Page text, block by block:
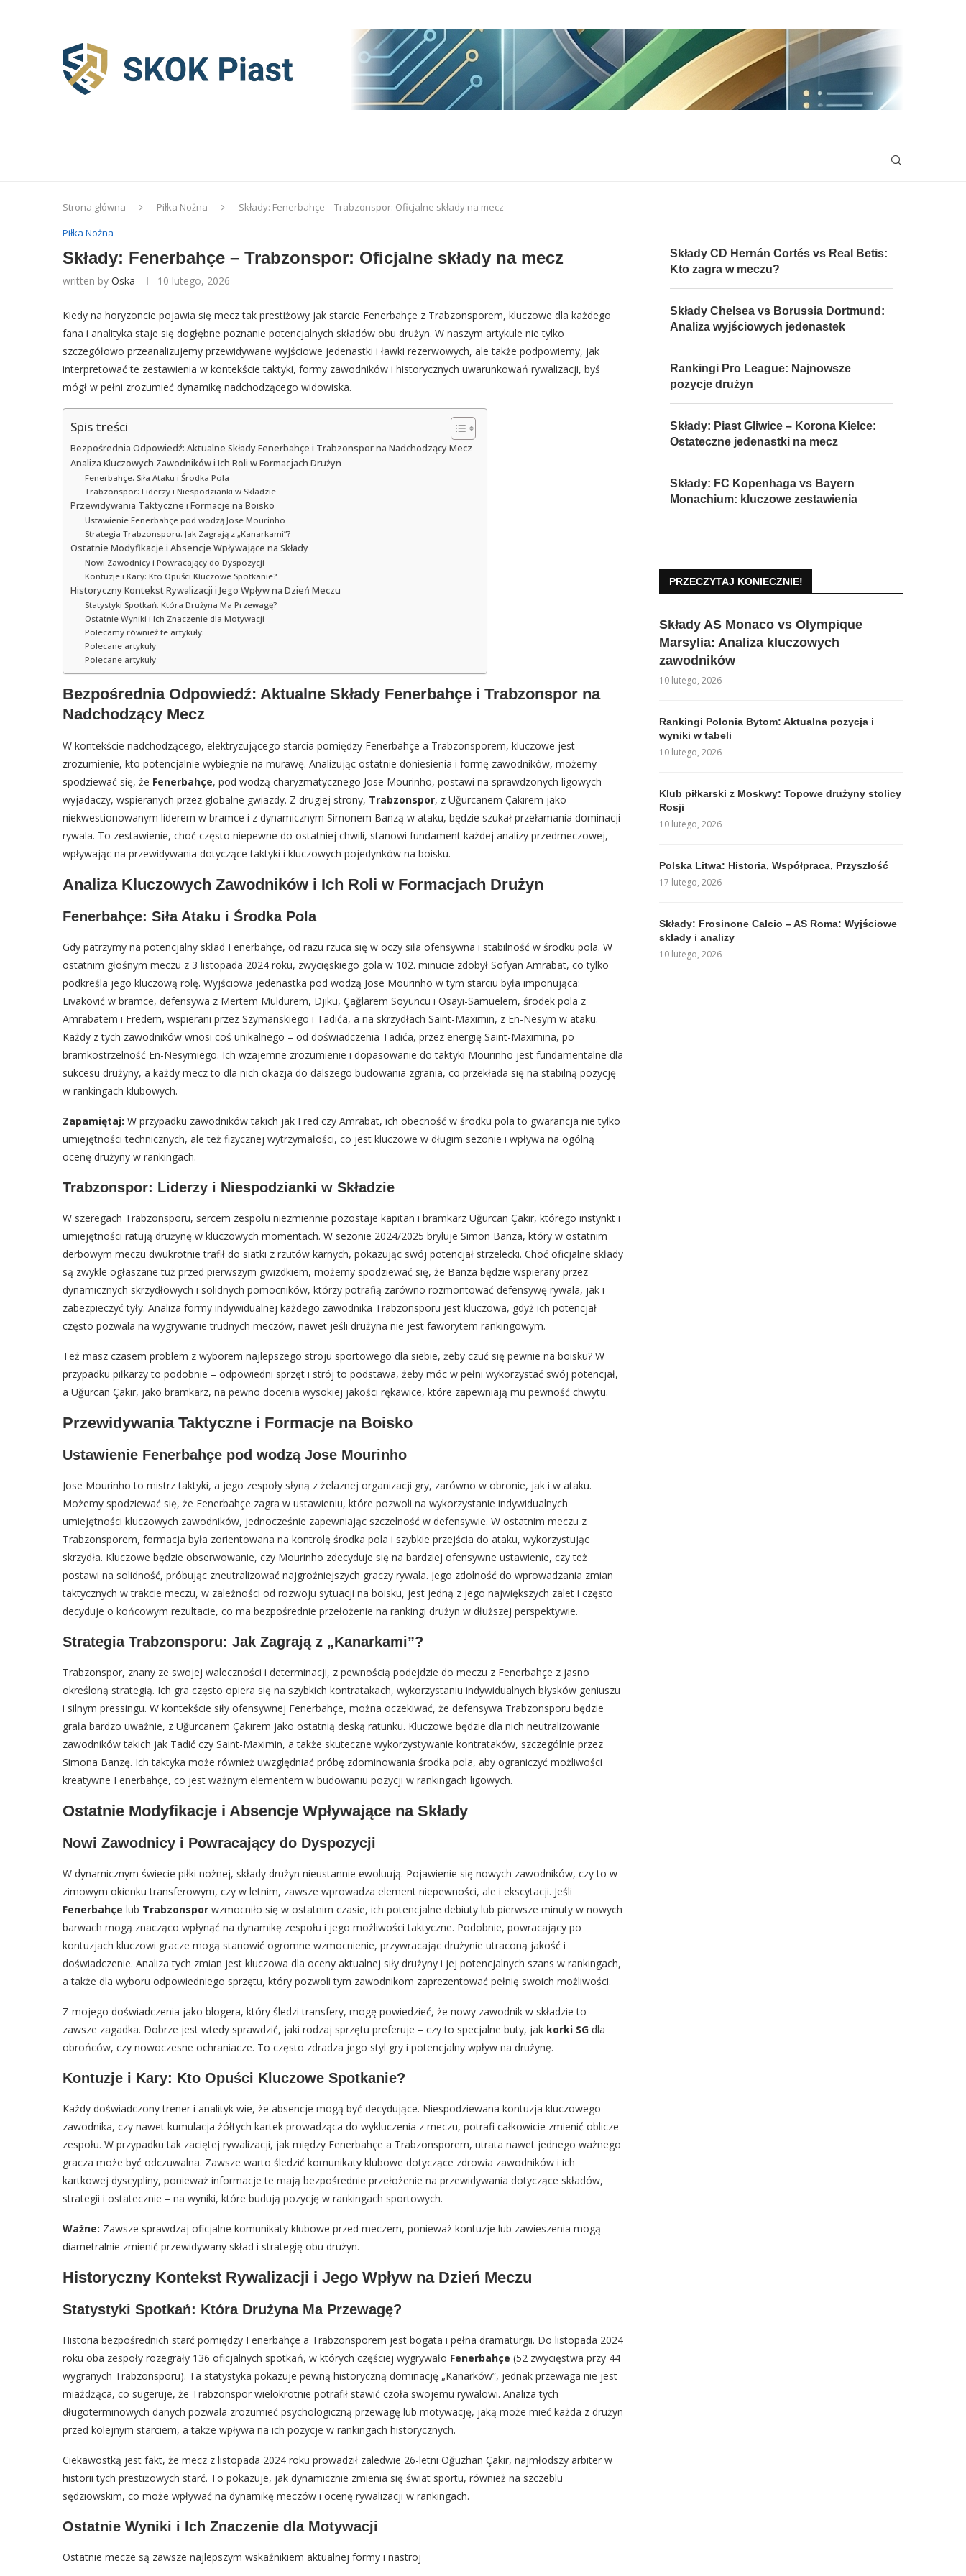
Strona główna Piłka Nożna
Składy: Fenerbahçe – Trabzonspor: Oficjalne składy na mecz
Piłka Nożna
Składy: Fenerbahçe – Trabzonspor: Oficjalne składy na mecz
written by Oska 10 lutego, 2026
Kiedy na horyzoncie pojawia się mecz tak prestiżowy jak starcie Fenerbahçe z Trabzonsporem, kluczowe dla każdego
fana i analityka staje się dogłębne poznanie potencjalnych składów obu drużyn. W naszym artykule nie tylko
szczegółowo przeanalizujemy przewidywane wyjściowe jedenastki i ławki rezerwowych, ale także podpowiemy, jak
interpretować te zestawienia w kontekście taktyki, formy zawodników i historycznych uwarunkowań rywalizacji, byś
mógł w pełni zrozumieć dynamikę nadchodzącego widowiska.
Spis treści
Bezpośrednia Odpowiedź: Aktualne Składy Fenerbahçe i Trabzonspor na Nadchodzący Mecz
Analiza Kluczowych Zawodników i Ich Roli w Formacjach Drużyn
Fenerbahçe: Siła Ataku i Środka Pola
Trabzonspor: Liderzy i Niespodzianki w Składzie
Przewidywania Taktyczne i Formacje na Boisko
Ustawienie Fenerbahçe pod wodzą Jose Mourinho
Strategia Trabzonsporu: Jak Zagrają z „Kanarkami”?
Ostatnie Modyfikacje i Absencje Wpływające na Składy
Nowi Zawodnicy i Powracający do Dyspozycji
Kontuzje i Kary: Kto Opuści Kluczowe Spotkanie?
Historyczny Kontekst Rywalizacji i Jego Wpływ na Dzień Meczu
Statystyki Spotkań: Która Drużyna Ma Przewagę?
Ostatnie Wyniki i Ich Znaczenie dla Motywacji
Polecamy również te artykuły:
Polecane artykuły
Polecane artykuły
Bezpośrednia Odpowiedź: Aktualne Składy Fenerbahçe i Trabzonspor na
Nadchodzący Mecz
W kontekście nadchodzącego, elektryzującego starcia pomiędzy Fenerbahçe a Trabzonsporem, kluczowe jest
zrozumienie, kto potencjalnie wybiegnie na murawę. Analizując ostatnie doniesienia i formę zawodników, możemy
spodziewać się, że Fenerbahçe, pod wodzą charyzmatycznego Jose Mourinho, postawi na sprawdzonych ligowych
wyjadaczy, wspieranych przez globalne gwiazdy. Z drugiej strony, Trabzonspor, z Uğurcanem Çakırem jako
niekwestionowanym liderem w bramce i z dynamicznym Simonem Banzą w ataku, będzie szukał przełamania dominacji
rywala. To zestawienie, choć często niepewne do ostatniej chwili, stanowi fundament każdej analizy przedmeczowej,
wpływając na przewidywania dotyczące taktyki i kluczowych pojedynków na boisku.
Analiza Kluczowych Zawodników i Ich Roli w Formacjach Drużyn
Fenerbahçe: Siła Ataku i Środka Pola
Gdy patrzymy na potencjalny skład Fenerbahçe, od razu rzuca się w oczy siła ofensywna i stabilność w środku pola. W
ostatnim głośnym meczu z 3 listopada 2024 roku, zwycięskiego gola w 102. minucie zdobył Sofyan Amrabat, co tylko
podkreśla jego kluczową rolę. Wyjściowa jedenastka pod wodzą Jose Mourinho w tym starciu była imponująca:
Livaković w bramce, defensywa z Mertem Müldürem, Djiku, Çağlarem Söyüncü i Osayi-Samuelem, środek pola z
Amrabatem i Fredem, wspierani przez Szymanskiego i Tadića, a na skrzydłach Saint-Maximin, z En-Nesym w ataku.
Każdy z tych zawodników wnosi coś unikalnego – od doświadczenia Tadića, przez energię Saint-Maximina, po
bramkostrzelność En-Nesymiego. Ich wzajemne zrozumienie i dopasowanie do taktyki Mourinho jest fundamentalne dla
sukcesu drużyny, a każdy mecz to dla nich okazja do dalszego budowania zgrania, co przekłada się na stabilną pozycję
w rankingach klubowych.
Zapamiętaj: W przypadku zawodników takich jak Fred czy Amrabat, ich obecność w środku pola to gwarancja nie tylko
umiejętności technicznych, ale też fizycznej wytrzymałości, co jest kluczowe w długim sezonie i wpływa na ogólną
ocenę drużyny w rankingach.
Trabzonspor: Liderzy i Niespodzianki w Składzie
W szeregach Trabzonsporu, sercem zespołu niezmiennie pozostaje kapitan i bramkarz Uğurcan Çakır, którego instynkt i
umiejętności ratują drużynę w kluczowych momentach. W sezonie 2024/2025 bryluje Simon Banza, który w ostatnim
derbowym meczu dwukrotnie trafił do siatki z rzutów karnych, pokazując swój potencjał strzelecki. Choć oficjalne składy
są zwykle ogłaszane tuż przed pierwszym gwizdkiem, możemy spodziewać się, że Banza będzie wspierany przez
dynamicznych skrzydłowych i solidnych pomocników, którzy potrafią zarówno rozmontować defensywę rywala, jak i
zabezpieczyć tyły. Analiza formy indywidualnej każdego zawodnika Trabzonsporu jest kluczowa, gdyż ich potencjał
często pozwala na wygrywanie trudnych meczów, nawet jeśli drużyna nie jest faworytem rankingowym.
Też masz czasem problem z wyborem najlepszego stroju sportowego dla siebie, żeby czuć się pewnie na boisku? W
przypadku piłkarzy to podobnie – odpowiedni sprzęt i strój to podstawa, żeby móc w pełni wykorzystać swój potencjał,
a Uğurcan Çakır, jako bramkarz, na pewno docenia wysokiej jakości rękawice, które zapewniają mu pewność chwytu.
Przewidywania Taktyczne i Formacje na Boisko
Ustawienie Fenerbahçe pod wodzą Jose Mourinho
Jose Mourinho to mistrz taktyki, a jego zespoły słyną z żelaznej organizacji gry, zarówno w obronie, jak i w ataku.
Możemy spodziewać się, że Fenerbahçe zagra w ustawieniu, które pozwoli na wykorzystanie indywidualnych
umiejętności kluczowych zawodników, jednocześnie zapewniając szczelność w defensywie. W ostatnim meczu z
Trabzonsporem, formacja była zorientowana na kontrolę środka pola i szybkie przejścia do ataku, wykorzystując
skrzydła. Kluczowe będzie obserwowanie, czy Mourinho zdecyduje się na bardziej ofensywne ustawienie, czy też
postawi na solidność, próbując zneutralizować najgroźniejszych graczy rywala. Jego zdolność do wprowadzania zmian
taktycznych w trakcie meczu, w zależności od rozwoju sytuacji na boisku, jest jedną z jego największych zalet i często
decyduje o końcowym rezultacie, co ma bezpośrednie przełożenie na rankingi drużyn w dłuższej perspektywie.
Strategia Trabzonsporu: Jak Zagrają z „Kanarkami”?
Trabzonspor, znany ze swojej waleczności i determinacji, z pewnością podejdzie do meczu z Fenerbahçe z jasno
określoną strategią. Ich gra często opiera się na szybkich kontratakach, wykorzystaniu indywidualnych błysków geniuszu
i silnym pressingu. W kontekście siły ofensywnej Fenerbahçe, można oczekiwać, że defensywa Trabzonsporu będzie
grała bardzo uważnie, z Uğurcanem Çakırem jako ostatnią deską ratunku. Kluczowe będzie dla nich neutralizowanie
zawodników takich jak Tadić czy Saint-Maximin, a także skuteczne wykorzystywanie kontrataków, szczególnie przez
Simona Banzę. Ich taktyka może również uwzględniać próbę zdominowania środka pola, aby ograniczyć możliwości
kreatywne Fenerbahçe, co jest ważnym elementem w budowaniu pozycji w rankingach ligowych.
Ostatnie Modyfikacje i Absencje Wpływające na Składy
Nowi Zawodnicy i Powracający do Dyspozycji
W dynamicznym świecie piłki nożnej, składy drużyn nieustannie ewoluują. Pojawienie się nowych zawodników, czy to w
zimowym okienku transferowym, czy w letnim, zawsze wprowadza element niepewności, ale i ekscytacji. Jeśli
Fenerbahçe lub Trabzonspor wzmocniło się w ostatnim czasie, ich potencjalne debiuty lub pierwsze minuty w nowych
barwach mogą znacząco wpłynąć na dynamikę zespołu i jego możliwości taktyczne. Podobnie, powracający po
kontuzjach kluczowi gracze mogą stanowić ogromne wzmocnienie, przywracając drużynie utraconą jakość i
doświadczenie. Analiza tych zmian jest kluczowa dla oceny aktualnej siły drużyny i jej potencjalnych szans w rankingach,
a także dla wyboru odpowiedniego sprzętu, który pozwoli tym zawodnikom zaprezentować pełnię swoich możliwości.
Z mojego doświadczenia jako blogera, który śledzi transfery, mogę powiedzieć, że nowy zawodnik w składzie to
zawsze zagadka. Dobrze jest wtedy sprawdzić, jaki rodzaj sprzętu preferuje – czy to specjalne buty, jak korki SG dla
obrońców, czy nowoczesne ochraniacze. To często zdradza jego styl gry i potencjalny wpływ na drużynę.
Kontuzje i Kary: Kto Opuści Kluczowe Spotkanie?
Każdy doświadczony trener i analityk wie, że absencje mogą być decydujące. Niespodziewana kontuzja kluczowego
zawodnika, czy nawet kumulacja żółtych kartek prowadząca do wykluczenia z meczu, potrafi całkowicie zmienić oblicze
zespołu. W przypadku tak zaciętej rywalizacji, jak między Fenerbahçe a Trabzonsporem, utrata nawet jednego ważnego
gracza może być odczuwalna. Zawsze warto śledzić komunikaty klubowe dotyczące zdrowia zawodników i ich
kartkowej dyscypliny, ponieważ informacje te mają bezpośrednie przełożenie na przewidywania dotyczące składów,
strategii i ostatecznie – na wyniki, które budują pozycję w rankingach sportowych.
Ważne: Zawsze sprawdzaj oficjalne komunikaty klubowe przed meczem, ponieważ kontuzje lub zawieszenia mogą
diametralnie zmienić przewidywany skład i strategię obu drużyn.
Historyczny Kontekst Rywalizacji i Jego Wpływ na Dzień Meczu
Statystyki Spotkań: Która Drużyna Ma Przewagę?
Historia bezpośrednich starć pomiędzy Fenerbahçe a Trabzonsporem jest bogata i pełna dramaturgii. Do listopada 2024
roku oba zespoły rozegrały 136 oficjalnych spotkań, w których częściej wygrywało Fenerbahçe (52 zwycięstwa przy 44
wygranych Trabzonsporu). Ta statystyka pokazuje pewną historyczną dominację „Kanarków”, jednak przewaga nie jest
miażdżąca, co sugeruje, że Trabzonspor wielokrotnie potrafił stawić czoła swojemu rywalowi. Analiza tych
długoterminowych danych pozwala zrozumieć psychologiczną przewagę lub motywację, jaką może mieć każda z drużyn
przed kolejnym starciem, a także wpływa na ich pozycje w rankingach historycznych.
Ciekawostką jest fakt, że mecz z listopada 2024 roku prowadził zaledwie 26-letni Oğuzhan Çakır, najmłodszy arbiter w
historii tych prestiżowych starć. To pokazuje, jak dynamicznie zmienia się świat sportu, również na szczeblu
sędziowskim, co może wpływać na dynamikę meczów i ocenę rywalizacji w rankingach.
Ostatnie Wyniki i Ich Znaczenie dla Motywacji
Ostatnie mecze są zawsze najlepszym wskaźnikiem aktualnej formy i nastroj
Składy CD Hernán Cortés vs Real Betis:
Kto zagra w meczu?
Składy Chelsea vs Borussia Dortmund:
Analiza wyjściowych jedenastek
Rankingi Pro League: Najnowsze
pozycje drużyn
Składy: Piast Gliwice – Korona Kielce:
Ostateczne jedenastki na mecz
Składy: FC Kopenhaga vs Bayern
Monachium: kluczowe zestawienia
PRZECZYTAJ KONIECZNIE!
Składy AS Monaco vs Olympique
Marsylia: Analiza kluczowych
zawodników
10 lutego, 2026
Rankingi Polonia Bytom: Aktualna pozycja i
wyniki w tabeli
10 lutego, 2026
Klub piłkarski z Moskwy: Topowe drużyny stolicy
Rosji
10 lutego, 2026
Polska Litwa: Historia, Współpraca, Przyszłość
17 lutego, 2026
Składy: Frosinone Calcio – AS Roma: Wyjściowe
składy i analizy
10 lutego, 2026